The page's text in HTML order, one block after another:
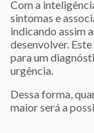
Com a
sintomas e
indicando assim
desenvolver.
para um
urgência.
Dessa forma,
maior será a